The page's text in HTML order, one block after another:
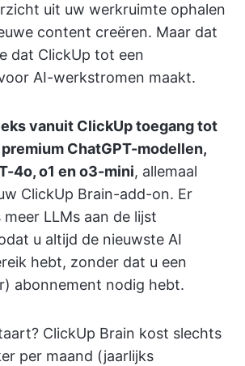
uit uw werkruimte ophalen
content creëren. Maar dat
dat ClickUp tot een
AI-werkstromen maakt.
vanuit ClickUp toegang tot
ChatGPT-modellen,
4o, o1 en o3-mini, allemaal
ClickUp Brain-add-on. Er
LLMs aan de lijst
u altijd de nieuwste AI
hebt, zonder dat u een
abonnement nodig hebt.
ClickUp Brain kost slechts
per maand (jaarlijks